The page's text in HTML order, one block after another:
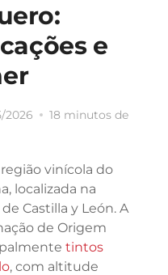
e
2026
18 minutos de
vinícola do
localizada na
Castilla y León. A
de Origem
tintos
, com altitude